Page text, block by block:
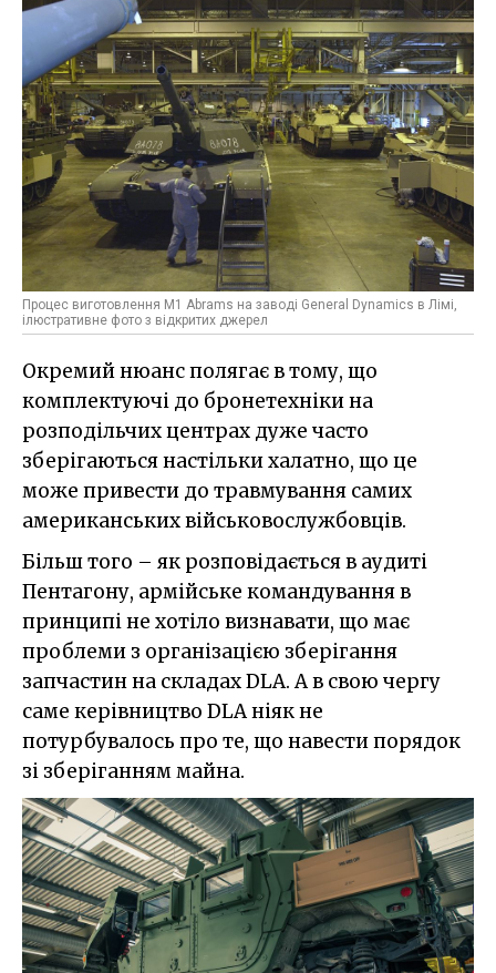
Процес виготовлення M1 Abrams на заводі General Dynamics в Лімі,
ілюстративне фото з відкритих джерел
Окремий нюанс полягає в тому, що
комплектуючі до бронетехніки на
розподільчих центрах дуже часто
зберігаються настільки халатно, що це
може привести до травмування самих
американських військовослужбовців.
Більш того – як розповідається в аудиті
Пентагону, армійське командування в
принципі не хотіло визнавати, що має
проблеми з організацією зберігання
запчастин на складах DLA. А в свою чергу
саме керівництво DLA ніяк не
потурбувалось про те, що навести порядок
зі зберіганням майна.